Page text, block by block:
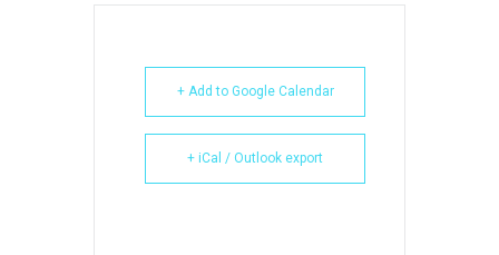
+ Add to Google Calendar
+ iCal / Outlook export